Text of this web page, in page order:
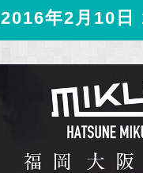
2016年2月10日